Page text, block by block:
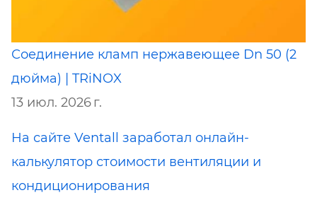
Соединение кламп нержавеющее Dn 50 (2
дюйма) | TRiNOX
13 июл. 2026 г.
На сайте Ventall заработал онлайн-
калькулятор стоимости вентиляции и
кондиционирования